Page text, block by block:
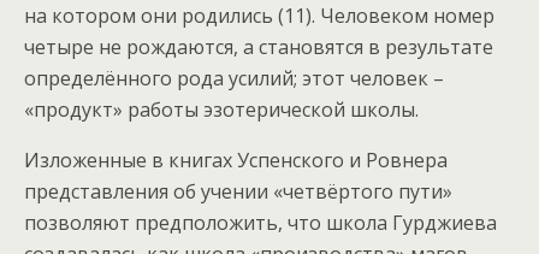
на котором они родились (11). Человеком номер
четыре не рождаются, а становятся в результате
определённого рода усилий; этот человек –
«продукт» работы эзотерической школы.
Изложенные в книгах Успенского и Ровнера
представления об учении «четвёртого пути»
позволяют предположить, что школа Гурджиева